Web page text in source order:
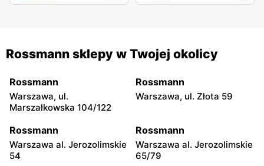
Rossmann sklepy w Twojej okolicy
Rossmann
Warszawa, ul.
Marszałkowska 104/122
Rossmann
Warszawa, ul. Złota 59
Rossmann
Warszawa al. Jerozolimskie
54
Rossmann
Warszawa al. Jerozolimskie
65/79